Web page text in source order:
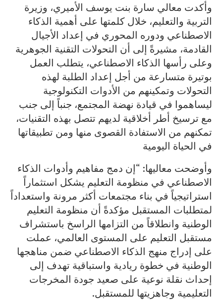
وأكدت معالي سارة بنت يوسف الأميري، وزيرة
التربية والتعليم، خلال كلمتها على أهمية الذكاء
الاصطناعي ودوره المحوري في إعداد الأجيال
القادمة، مشيرةً إلى أن التحولات التقنية الجوهرية
وعلى رأسها الذكاء الاصطناعي، يتطلب العمل
بوتيرة متسارعة من أجل إعداد الطلبة لهذه
التحولات وتمكينهم من الأدوات التكنولوجية
ليساهموا في قيادة نهضة المجتمع، جنباً إلى جنب
مع ترسيخ أطر أخلاقية لديهم تتصل بهذه التقنيات،
تمكنهم من الاستفادة القصوى منها ومن تطبيقاتها
في الحياة اليومية
وأوضحت معاليها: “إن دمج مفاهيم وأدوات الذكاء
الاصطناعي في منظومة التعليم يشكل استثماراً
استراتيجياً في بناء مجتمعات أكثر مرونة واستعداداً
لمتطلبات المستقبل مؤكدةً أن منظومة التعليم
الوطنية وانطلاقاً من التزامها الراسخ باستشراف
مستقبل التعليم على المستوى العالمي، عملت
على إدراج منهج الذكاء الاصطناعي ضمن مناهجها
الوطنية في خطوة ريادية واستباقية تهدف إلى
إحداث نقلة نوعية على صعيد جودة المخرجات
التعليمية وجاهزيتها للمستقبل.